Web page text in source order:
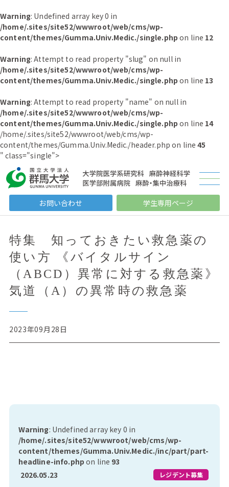
Warning: Undefined array key 0 in
/home/.sites/site52/wwwroot/web/cms/wp-
content/themes/Gumma.Univ.Medic./single.php on line 12
Warning: Attempt to read property "slug" on null in
/home/.sites/site52/wwwroot/web/cms/wp-
content/themes/Gumma.Univ.Medic./single.php on line 13
Warning: Attempt to read property "name" on null in
/home/.sites/site52/wwwroot/web/cms/wp-
content/themes/Gumma.Univ.Medic./single.php on line 14
/home/.sites/site52/wwwroot/web/cms/wp-
content/themes/Gumma.Univ.Medic./header.php on line45
" class="single">
お問い合わせ 学生専用ページ
特集 知っておきたい救急薬の
使い方 《バイタルサイン
（ABCD）異常に対する救急薬》
気道（A）の異常時の救急薬
2023年09月28日
Warning: Undefined array key 0 in
/home/.sites/site52/wwwroot/web/cms/wp-
content/themes/Gumma.Univ.Medic./inc/part/part-
headline-info.php on line 93
2026.05.23
レジデント募集